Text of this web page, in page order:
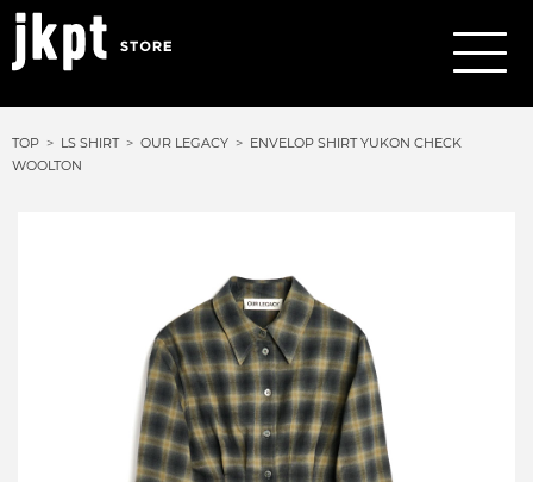
TOP LS SHIRT OUR LEGACY
ENVELOP SHIRT YUKON CHECK
WOOLTON